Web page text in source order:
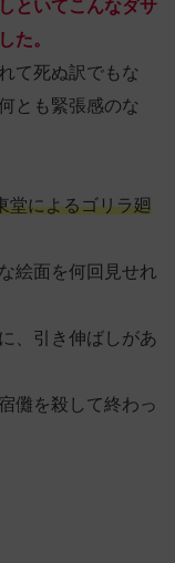
といてこんなダサ
た。
て死ぬ訳でもな
とも緊張感のな
堂によるゴリラ廻
絵面を何回見せれ
、引き伸ばしがあ
儺を殺して終わっ